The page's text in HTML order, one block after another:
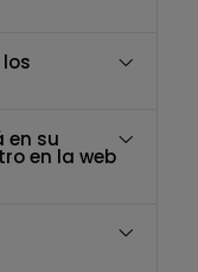
en su
en la web